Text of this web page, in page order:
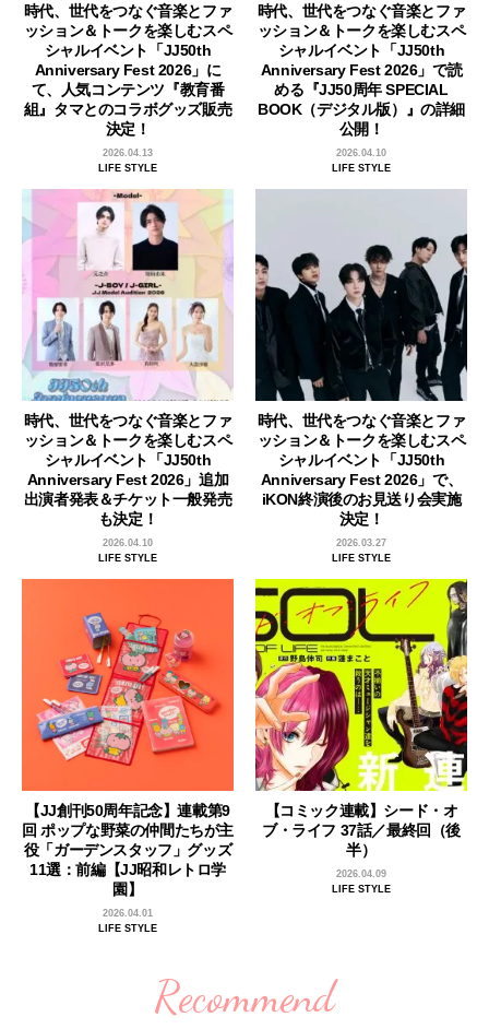
時代、世代をつなぐ音楽とファ
ッション＆トークを楽しむスペ
シャルイベント「JJ50th
Anniversary Fest 2026」に
て、人気コンテンツ『教育番
組』タマとのコラボグッズ販売
決定！
2026.04.13
LIFE STYLE
時代、世代をつなぐ音楽とファ
ッション＆トークを楽しむスペ
シャルイベント「JJ50th
Anniversary Fest 2026」で読
める『JJ50周年 SPECIAL
BOOK（デジタル版）』の詳細
公開！
2026.04.10
LIFE STYLE
時代、世代をつなぐ音楽とファ
ッション＆トークを楽しむスペ
シャルイベント「JJ50th
Anniversary Fest 2026」追加
出演者発表＆チケット一般発売
も決定！
2026.04.10
LIFE STYLE
時代、世代をつなぐ音楽とファ
ッション＆トークを楽しむスペ
シャルイベント「JJ50th
Anniversary Fest 2026」で、
iKON終演後のお見送り会実施
決定！
2026.03.27
LIFE STYLE
【JJ創刊50周年記念】連載第9
回 ポップな野菜の仲間たちが主
役「ガーデンスタッフ」グッズ
11選：前編【JJ昭和レトロ学
園】
2026.04.01
LIFE STYLE
【コミック連載】シード・オ
ブ・ライフ 37話／最終回（後
半）
2026.04.09
LIFE STYLE
Recommend